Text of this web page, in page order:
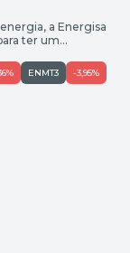
a Energisa
ter um
ENMT3
-3,95%